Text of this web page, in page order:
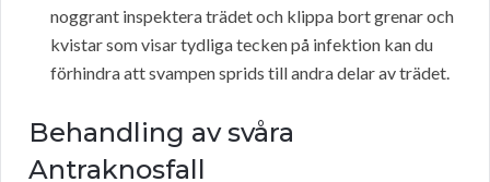
noggrant inspektera trädet och klippa bort grenar och
kvistar som visar tydliga tecken på infektion kan du
förhindra att svampen sprids till andra delar av trädet.
Behandling av svåra
Antraknosfall